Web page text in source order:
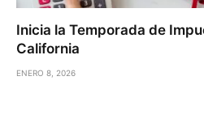
Inicia la Temporada de
California
ENERO 8, 2026